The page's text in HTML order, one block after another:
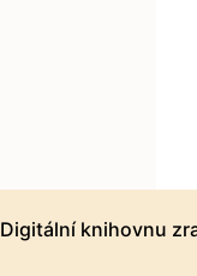
Digitální knihovnu